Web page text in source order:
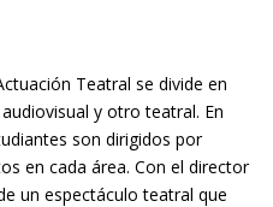
Teatral se divide en
y otro teatral. En
son dirigidos por
en cada área. Con el director
un espectáculo teatral que